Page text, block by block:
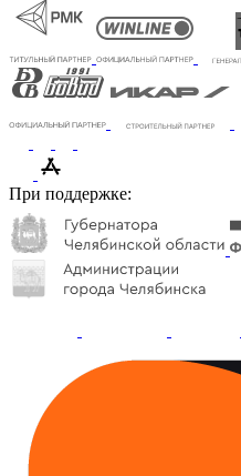
При поддержке: